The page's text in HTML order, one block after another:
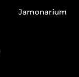
Jamonarium